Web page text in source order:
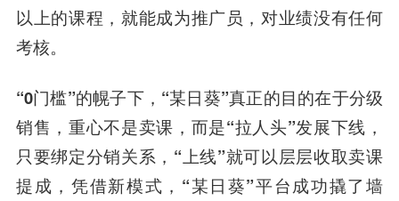
以上的课程，就能成为推广员，对业绩没有任何
考核。
“0门槛”的幌子下，“某日葵”真正的目的在于分级
销售，重心不是卖课，而是“拉人头”发展下线，
只要绑定分销关系，“上线”就可以层层收取卖课
提成，凭借新模式，“某日葵”平台成功撬了墙